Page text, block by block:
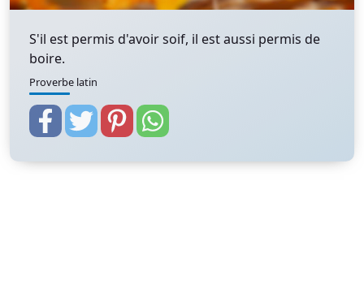
S'il est permis d'avoir soif, il est aussi permis de
boire.
Proverbe latin